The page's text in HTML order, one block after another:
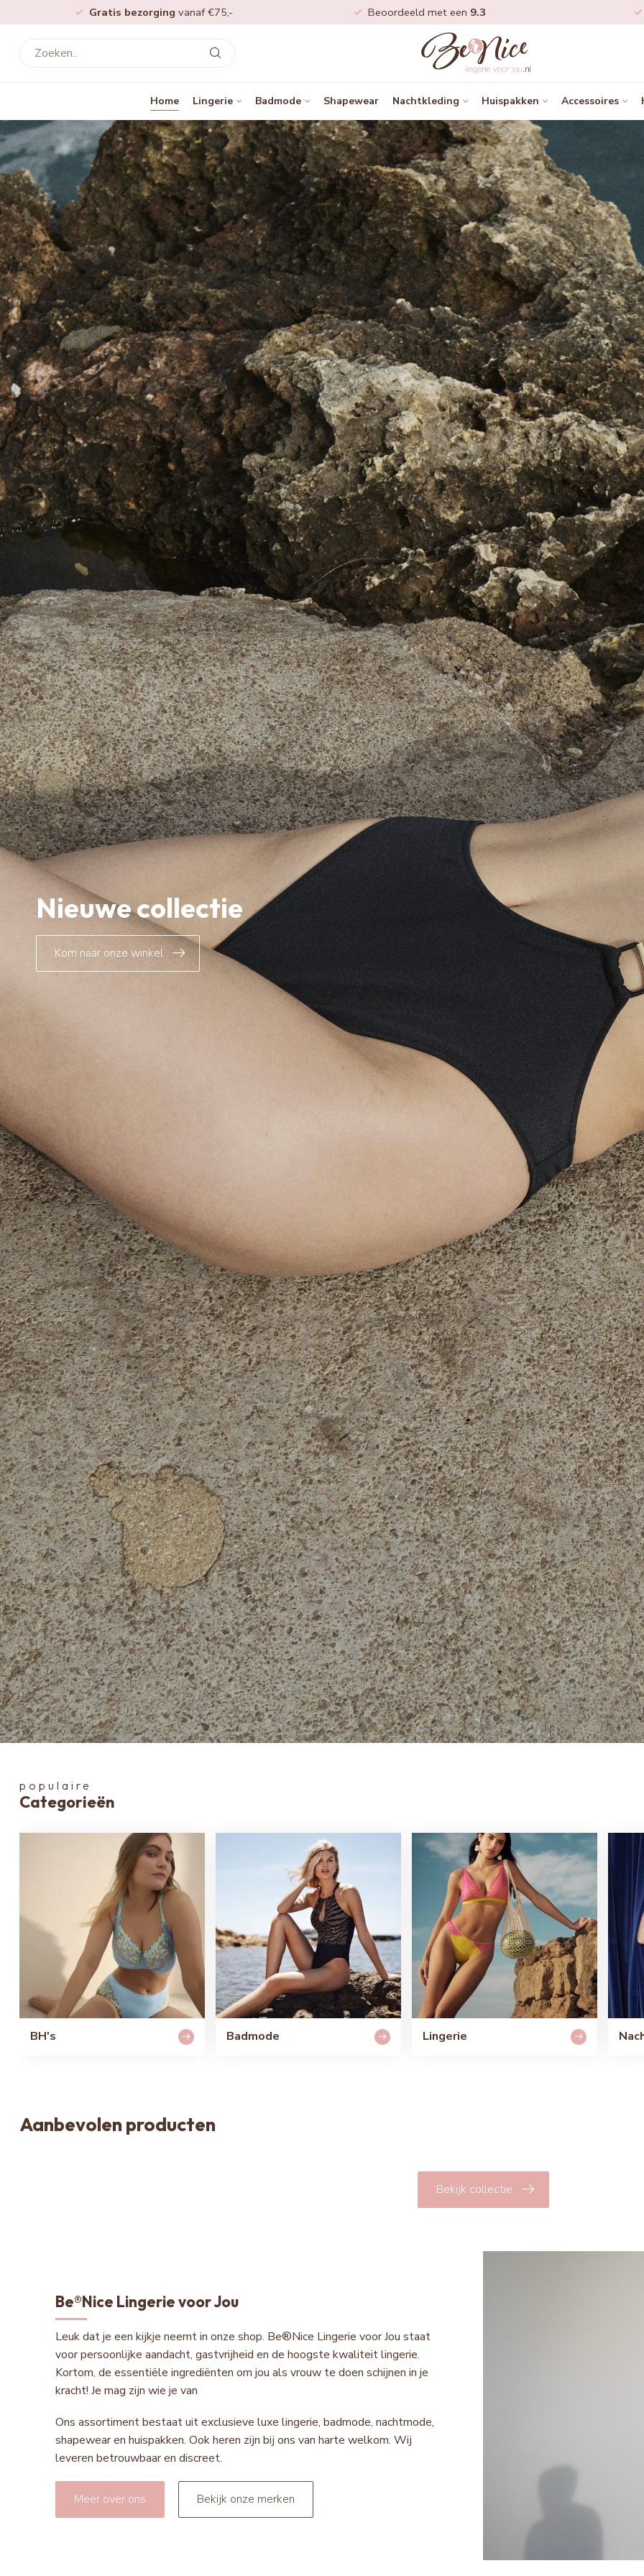
Gratis bezorging vanaf €75,- Beoordeeld met een 9.3
Home Lingerie Badmode Shapewear Nachtkleding Huispakken Accessoires
Nieuwe collectie
Kom naar onze winkel
populaire
Categorieën
BH's Badmode Lingerie
Aanbevolen producten
Bekijk collectie
Be®Nice Lingerie voor Jou
Leuk dat je een kijkje neemt in onze shop. Be®Nice Lingerie voor Jou staat
voor persoonlijke aandacht, gastvrijheid en de hoogste kwaliteit lingerie.
Kortom, de essentiële ingrediënten om jou als vrouw te doen schijnen in je
kracht! Je mag zijn wie je van
Ons assortiment bestaat uit exclusieve luxe lingerie, badmode, nachtmode,
shapewear en huispakken. Ook heren zijn bij ons van harte welkom. Wij
leveren betrouwbaar en discreet.
Meer over ons Bekijk onze merken